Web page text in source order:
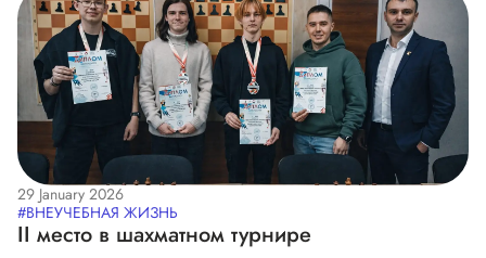
29 January 2026
#ВНЕУЧЕБНАЯ ЖИЗНЬ
II место в шахматном турнире